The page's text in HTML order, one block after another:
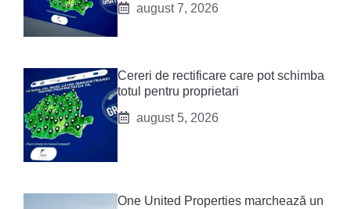
august 7, 2026
Cereri de rectificare care pot schimba
totul pentru proprietari
august 5, 2026
One United Properties marchează un